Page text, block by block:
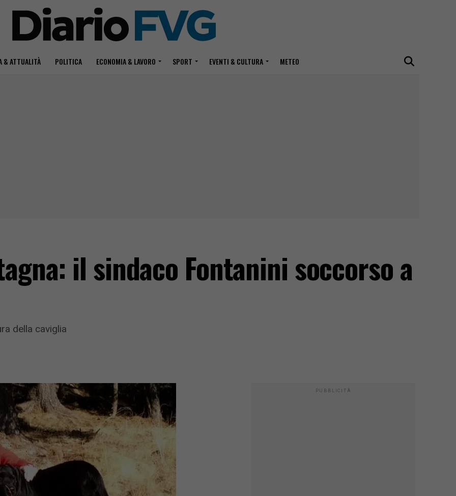
& ATTUALITÀ POLITICA ECONOMIA & LAVORO SPORT EVENTI & CULTURA METEO
il sindaco Fontanini soccorso a
della caviglia
PUBBLICITÀ